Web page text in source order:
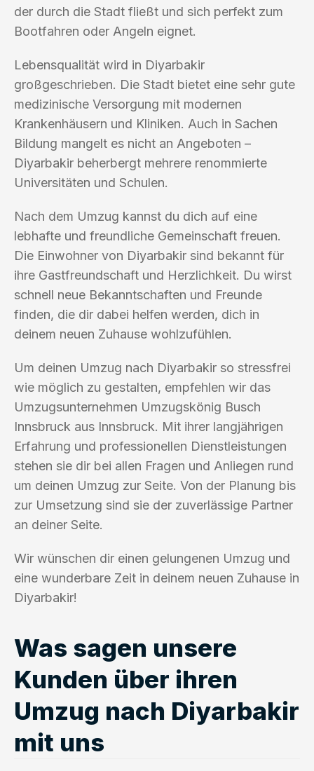
der durch die Stadt fließt und sich perfekt zum
Bootfahren oder Angeln eignet.
Lebensqualität wird in Diyarbakir
großgeschrieben. Die Stadt bietet eine sehr gute
medizinische Versorgung mit modernen
Krankenhäusern und Kliniken. Auch in Sachen
Bildung mangelt es nicht an Angeboten –
Diyarbakir beherbergt mehrere renommierte
Universitäten und Schulen.
Nach dem Umzug kannst du dich auf eine
lebhafte und freundliche Gemeinschaft freuen.
Die Einwohner von Diyarbakir sind bekannt für
ihre Gastfreundschaft und Herzlichkeit. Du wirst
schnell neue Bekanntschaften und Freunde
finden, die dir dabei helfen werden, dich in
deinem neuen Zuhause wohlzufühlen.
Um deinen Umzug nach Diyarbakir so stressfrei
wie möglich zu gestalten, empfehlen wir das
Umzugsunternehmen Umzugskönig Busch
Innsbruck aus Innsbruck. Mit ihrer langjährigen
Erfahrung und professionellen Dienstleistungen
stehen sie dir bei allen Fragen und Anliegen rund
um deinen Umzug zur Seite. Von der Planung bis
zur Umsetzung sind sie der zuverlässige Partner
an deiner Seite.
Wir wünschen dir einen gelungenen Umzug und
eine wunderbare Zeit in deinem neuen Zuhause in
Diyarbakir!
Was sagen unsere
Kunden über ihren
Umzug nach Diyarbakir
mit uns